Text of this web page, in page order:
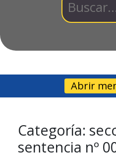
Abrir
Categoría:
sentencia nº